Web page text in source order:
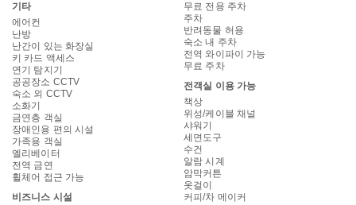
기타
에어컨
난방
난간이 있는 화장실
키 카드 액세스
연기 탐지기
공공장소 CCTV
숙소 외 CCTV
소화기
금연층 객실
장애인용 편의 시설
가족용 객실
엘리베이터
전역 금연
휠체어 접근 가능
비즈니스 시설
무료 전용 주차
주차
반려동물 허용
숙소 내 주차
전역 와이파이 가능
무료 주차
전객실 이용 가능
책상
위성/케이블 채널
샤워기
세면도구
수건
알람 시계
암막커튼
옷걸이
커피/차 메이커